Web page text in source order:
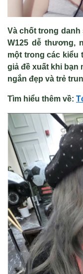
Và chốt trong danh
W125 dễ thương,
một trong các kiểu
giả đề xuất khi bạn
ngắn đẹp và trẻ
Tìm hiểu thêm về: